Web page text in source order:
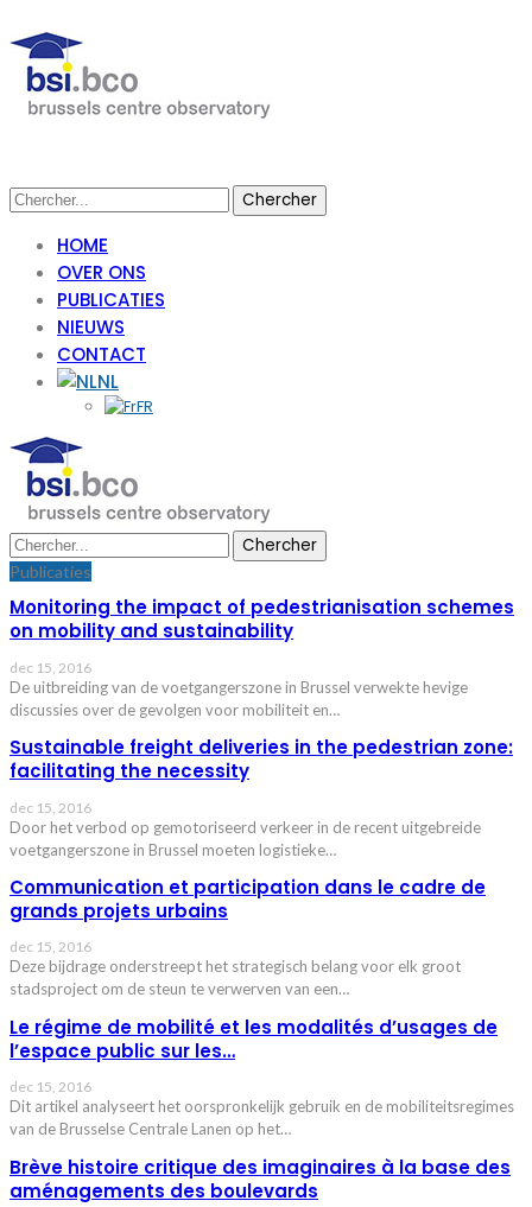
HOME
OVER ONS
PUBLICATIES
NIEUWS
CONTACT
NL
FR
Publicaties
Monitoring the impact of pedestrianisation schemes
on mobility and sustainability
dec 15, 2016
De uitbreiding van de voetgangerszone in Brussel verwekte hevige
discussies over de gevolgen voor mobiliteit en…
Sustainable freight deliveries in the pedestrian zone:
facilitating the necessity
dec 15, 2016
Door het verbod op gemotoriseerd verkeer in de recent uitgebreide
voetgangerszone in Brussel moeten logistieke…
Communication et participation dans le cadre de
grands projets urbains
dec 15, 2016
Deze bijdrage onderstreept het strategisch belang voor elk groot
stadsproject om de steun te verwerven van een…
Le régime de mobilité et les modalités d’usages de
l’espace public sur les…
dec 15, 2016
Dit artikel analyseert het oorspronkelijk gebruik en de mobiliteitsregimes
van de Brusselse Centrale Lanen op het…
Brève histoire critique des imaginaires à la base des
aménagements des boulevards